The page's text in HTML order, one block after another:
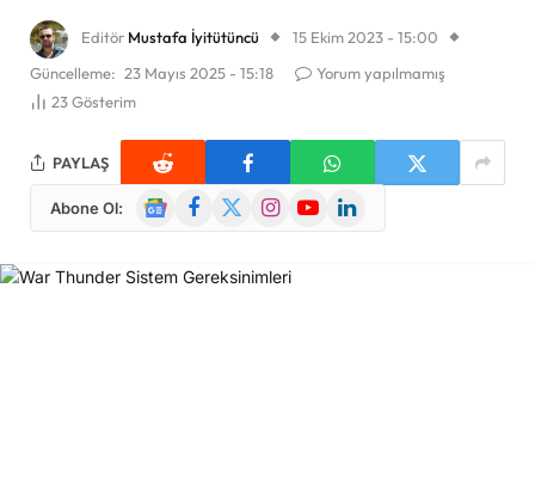
Editör Mustafa İyitütüncü
15 Ekim 2023 - 15:00
Güncelleme: 23 Mayıs 2025 - 15:18
Yorum yapılmamış
23Gösterim
PAYLAŞ
Abone Ol:
GoogleFacebook
X
InstagramYouTubeLinkedIn